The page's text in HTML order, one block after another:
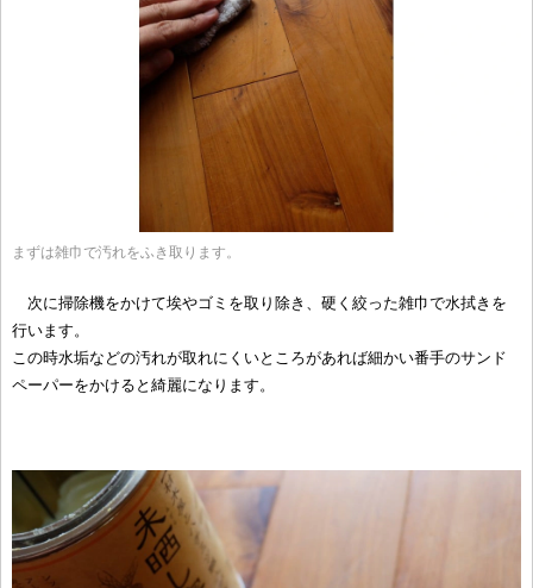
まずは雑巾で汚れをふき取ります。
次に掃除機をかけて埃やゴミを取り除き、硬く絞った雑巾で水拭きを
行います。
この時水垢などの汚れが取れにくいところがあれば細かい番手のサンド
ペーパーをかけると綺麗になります。